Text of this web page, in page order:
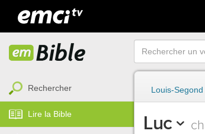
Rechercher
Lire la Bible
Louis-Segond
Luc